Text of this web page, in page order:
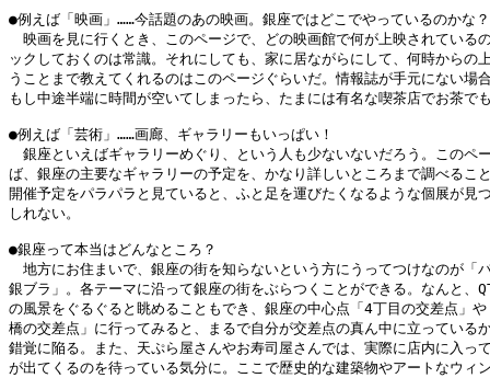
●例えば「映画」……今話題のあの映画。銀座ではどこでやっているのかな？
映画を見に行くとき、このページで、どの映画館で何が上映されている
ックしておくのは常識。それにしても、家に居ながらにして、何時からの
うことまで教えてくれるのはこのページぐらいだ。情報誌が手元にない場
もし中途半端に時間が空いてしまったら、たまには有名な喫茶店でお茶で
●例えば「芸術」……画廊、ギャラリーもいっぱい！
銀座といえばギャラリーめぐり、という人も少ないないだろう。このペ
ば、銀座の主要なギャラリーの予定を、かなり詳しいところまで調べるこ
開催予定をパラパラと見ていると、ふと足を運びたくなるような個展が見
しれない。
●銀座って本当はどんなところ？
地方にお住まいで、銀座の街を知らないという方にうってつけなのが「
銀ブラ」。各テーマに沿って銀座の街をぶらつくことができる。なんと、
の風景をぐるぐると眺めることもでき、銀座の中心点「4丁目の交差点」
橋の交差点」に行ってみると、まるで自分が交差点の真ん中に立っている
錯覚に陥る。また、天ぷら屋さんやお寿司屋さんでは、実際に店内に入っ
が出てくるのを待っている気分に。ここで歴史的な建築物やアートなウィ